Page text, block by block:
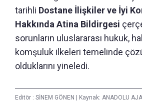
tarihli Dostane İlişkiler ve İyi
Hakkında Atina Bildirgesi
sorunların uluslararası hukuk,
komşuluk ilkeleri temelinde
olduklarını yineledi.
Editör : SİNEM GÖNEN Kaynak: ANADOLU